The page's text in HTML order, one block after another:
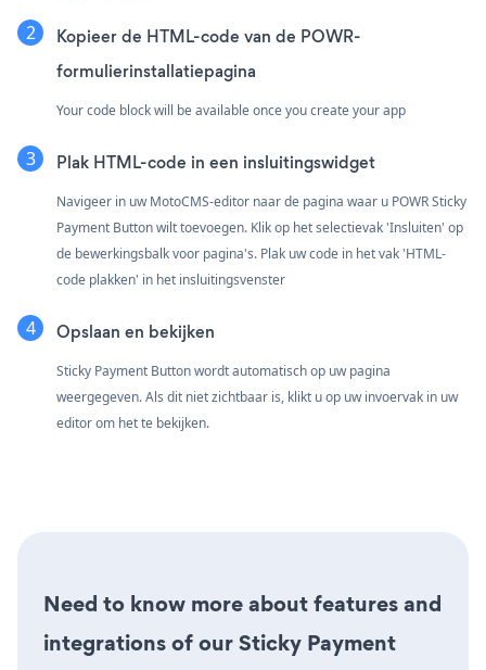
Kopieer de HTML-code van de POWR-
formulierinstallatiepagina
Your code block will be available once you create your app
Plak HTML-code in een insluitingswidget
Navigeer in uw MotoCMS-editor naar de pagina waar u POWR Sticky
Payment Button wilt toevoegen. Klik op het selectievak 'Insluiten' op
de bewerkingsbalk voor pagina's. Plak uw code in het vak 'HTML-
code plakken' in het insluitingsvenster
Opslaan en bekijken
Sticky Payment Button wordt automatisch op uw pagina
weergegeven. Als dit niet zichtbaar is, klikt u op uw invoervak in uw
editor om het te bekijken.
Need to know more about features and
integrations of our Sticky Payment